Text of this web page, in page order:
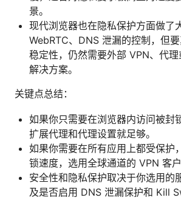
景。
现代浏览器也在隐私保护方面做了
WebRTC、DNS 泄漏的控制，但要
稳定性，仍然需要外部 VPN、代
解决方案。
关键点总结：
如果你只需要在浏览器内访问被封
扩展代理和代理设置就足够。
如果你需要在所有应用上都受保护
锁速度，选用全球通道的 VPN 客户
安全性和隐私保护取决于你选用的
及是否启用 DNS 泄漏保护和 Kill